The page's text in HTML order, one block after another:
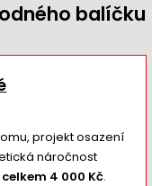
balíčku
projekt osazení
náročnost
4 000 Kč.